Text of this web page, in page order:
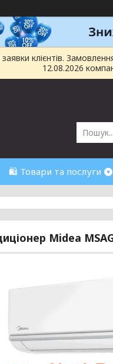
клієнтів.
12.08.2026
🛍 Товари та послуги
Midea